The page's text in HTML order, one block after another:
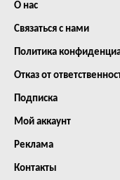
О нас
Связаться с нами
Политика
Отказ от
Подписка
Мой аккаунт
Реклама
Контакты